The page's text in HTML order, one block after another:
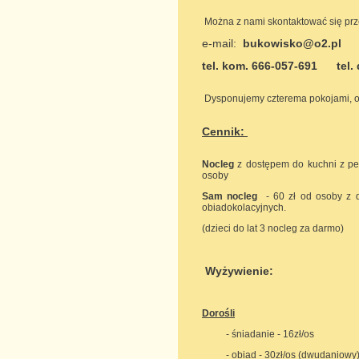
Można z nami skontaktować się
e-mail: bukowisko@o2.pl
tel. kom. 666-057-691 tel.
Dysponujemy czterema pokojami,
Cennik:
Nocleg z dostępem do kuchni z
osoby
Sam nocleg
- 60 zł od osoby z
obiadokolacyjnych.
(dzieci do lat 3 nocleg za darmo)
Wyżywienie:
Dorośli
- śniadanie - 16zł/os
- obiad - 30zł/os (dwudaniowy)